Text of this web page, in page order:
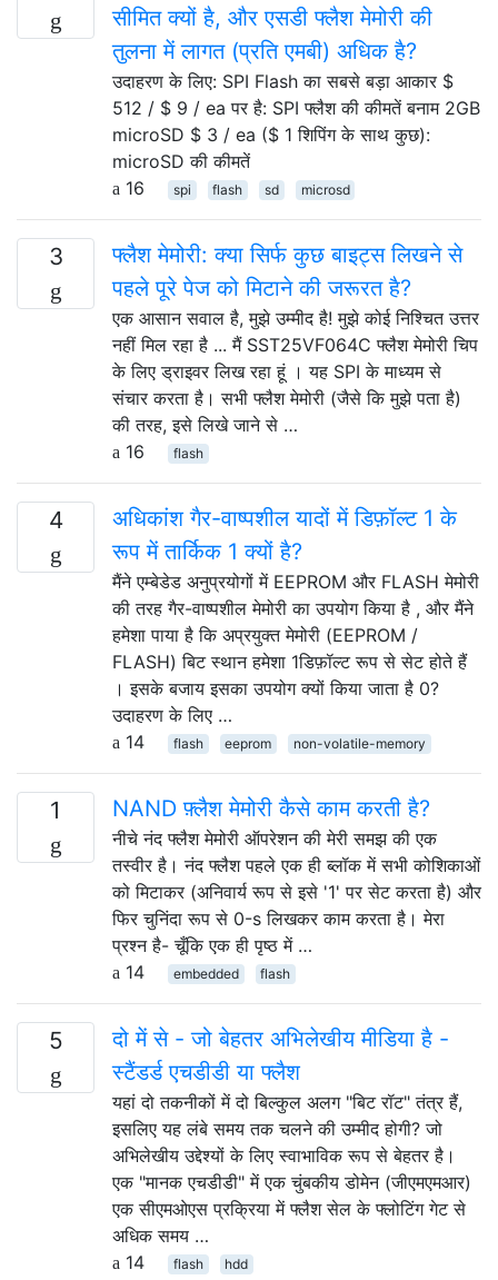
सीमित क्यों है, और एसडी फ्लैश मेमोरी की
तुलना में लागत (प्रति एमबी) अधिक है?
उदाहरण के लिए: SPI Flash का सबसे बड़ा आकार $
512 / $ 9 / ea पर है: SPI फ्लैश की कीमतें बनाम 2GB
microSD $ 3 / ea ($ 1 शिपिंग के साथ कुछ):
microSD की कीमतें
16
spi flash sd microsd
3
फ्लैश मेमोरी: क्या सिर्फ कुछ बाइट्स लिखने से
पहले पूरे पेज को मिटाने की जरूरत है?
एक आसान सवाल है, मुझे उम्मीद है! मुझे कोई निश्चित उत्तर
नहीं मिल रहा है ... मैं SST25VF064C फ्लैश मेमोरी चिप
के लिए ड्राइवर लिख रहा हूं । यह SPI के माध्यम से
संचार करता है। सभी फ्लैश मेमोरी (जैसे कि मुझे पता है)
की तरह, इसे लिखे जाने से …
16
flash
4
अधिकांश गैर-वाष्पशील यादों में डिफ़ॉल्ट 1 के
रूप में तार्किक 1 क्यों है?
मैंने एम्बेडेड अनुप्रयोगों में EEPROM और FLASH मेमोरी
की तरह गैर-वाष्पशील मेमोरी का उपयोग किया है , और मैंने
हमेशा पाया है कि अप्रयुक्त मेमोरी (EEPROM /
FLASH) बिट स्थान हमेशा 1डिफ़ॉल्ट रूप से सेट होते हैं
। इसके बजाय इसका उपयोग क्यों किया जाता है 0?
उदाहरण के लिए …
14
flash eeprom non-volatile-memory
1 NAND फ़्लैश मेमोरी कैसे काम करती है?
नीचे नंद फ्लैश मेमोरी ऑपरेशन की मेरी समझ की एक
तस्वीर है। नंद फ्लैश पहले एक ही ब्लॉक में सभी कोशिकाओं
को मिटाकर (अनिवार्य रूप से इसे '1' पर सेट करता है) और
फिर चुनिंदा रूप से 0-s लिखकर काम करता है। मेरा
प्रश्न है- चूँकि एक ही पृष्ठ में …
14
embedded flash
5
दो में से - जो बेहतर अभिलेखीय मीडिया है -
स्टैंडर्ड एचडीडी या फ्लैश
यहां दो तकनीकों में दो बिल्कुल अलग "बिट रॉट" तंत्र हैं,
इसलिए यह लंबे समय तक चलने की उम्मीद होगी? जो
अभिलेखीय उद्देश्यों के लिए स्वाभाविक रूप से बेहतर है।
एक "मानक एचडीडी" में एक चुंबकीय डोमेन (जीएमएमआर)
एक सीएमओएस प्रक्रिया में फ्लैश सेल के फ्लोटिंग गेट से
अधिक समय …
14
flash hdd